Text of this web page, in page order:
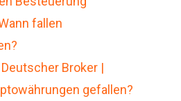
fallen
Broker |
gefallen?